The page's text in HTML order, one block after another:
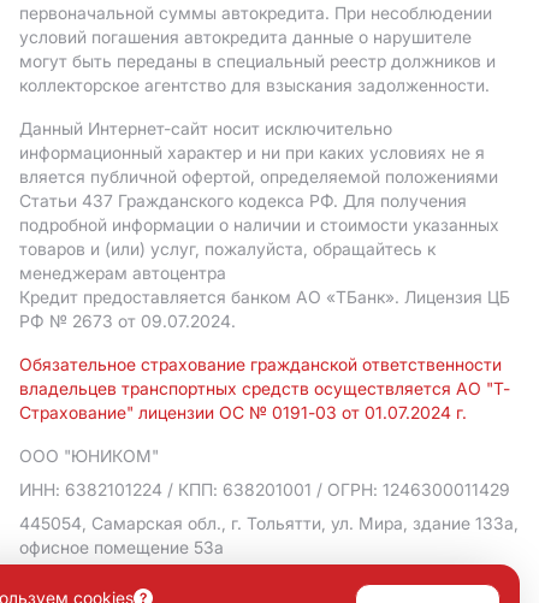
первоначальной суммы автокредита. При несоблюдении
условий погашения автокредита данные о нарушителе
могут быть переданы в специальный реестр должников и
коллекторское агентство для взыскания задолженности.
Данный Интернет-сайт носит исключительно
информационный характер и ни при каких условиях не я
вляется публичной офертой, определяемой положениями
Статьи 437 Гражданского кодекса РФ. Для получения
подробной информации о наличии и стоимости указанных
товаров и (или) услуг, пожалуйста, обращайтесь к
менеджерам автоцентра
Кредит предоставляется банком АO «ТБанк». Лицензия ЦБ
РФ № 2673 от 09.07.2024.
Обязательное страхование гражданской ответственности
владельцев транспортных средств осуществляется АО "Т-
Страхование" лицензии ОС № 0191-03 от 01.07.2024 г.
ООО "ЮНИКОМ"
ИНН: 6382101224 / КПП: 638201001 / ОГРН: 1246300011429
445054, Самарская обл., г. Тольятти, ул. Мира, здание 133а,
офисное помещение 53а
Политика в отношении обработки персональных данных
cookies